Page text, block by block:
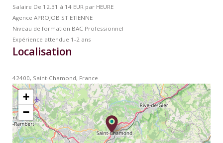
Salaire De 12.31 à 14 EUR par HEURE
Agence APROJOB ST ETIENNE
Niveau de formation BAC Professionnel
Expérience attendue 1-2 ans
Localisation
42400, Saint-Chamond, France
+
−